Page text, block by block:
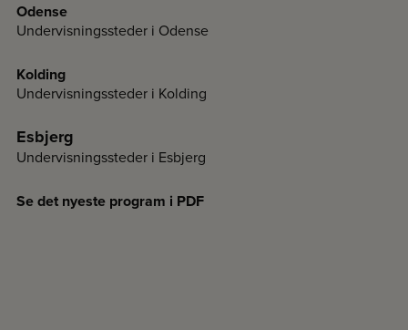
Odense
Undervisningssteder i Odense
Kolding
Undervisningssteder i Kolding
Esbjerg
Undervisningssteder i Esbjerg
Se det nyeste program i PDF